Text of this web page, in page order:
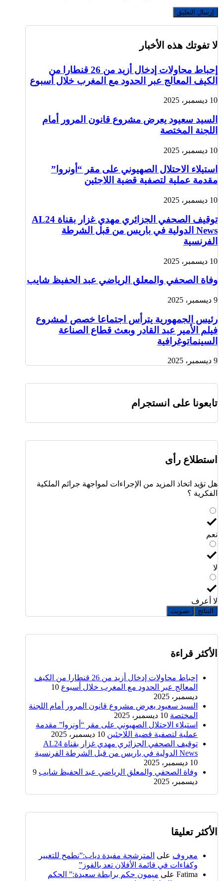
لا تفوتك هذه الأخبار
إحباط محاولات إدخال أزيد من 26 قنطارا من
الكيف المعالج عبر الحدود مع المغرب خلال أسبوع
10 ديسمبر، 2025
السيد سعيود يعرض مشروع قانون المرور أمام
اللجنة المختصة
10 ديسمبر، 2025
استيلاء الاحتلال الصهيوني على مقر “أونروا”
مقدمة عملية لتصفية قضية اللاجئين
10 ديسمبر، 2025
توقيف الصحفي الجزائري مهدي غزار بقناة AL24
News الدولية في باريس من قبل الشرطة
الفرنسية
10 ديسمبر، 2025
وفاة الصحفي والمعلق الرياضي عبد الحفيظ شايب
9 ديسمبر، 2025
رئيس الجمهورية يترأس اجتماعا خصص لمشروع
فيلم الأمير عبد القادر وبعث قطاع الصناعة
السينماتوغرافية
9 ديسمبر، 2025
تابعونا على انستجرام
استطلاع رأى
هل تؤيد اتخاذ المزيد من الإجراءات لمواجهة جرائم الملكية
الفكرية ؟
نعم
لا
لا أعرف
النتائج تصويت
الأكثر قراءة
إحباط محاولات إدخال أزيد من 26 قنطارا من الكيف
المعالج عبر الحدود مع المغرب خلال أسبوع 10
ديسمبر، 2025
السيد سعيود يعرض مشروع قانون المرور أمام اللجنة
المختصة 10 ديسمبر، 2025
استيلاء الاحتلال الصهيوني على مقر “أونروا” مقدمة
عملية لتصفية قضية اللاجئين 10 ديسمبر، 2025
توقيف الصحفي الجزائري مهدي غزار بقناة AL24
News الدولية في باريس من قبل الشرطة الفرنسية
10 ديسمبر، 2025
وفاة الصحفي والمعلق الرياضي عبد الحفيظ شايب 9
ديسمبر، 2025
الأكثر تعليقا
معروف على المترشحة مفيدة دياب:”نطمح للتغيير
وكفاءات في قائمة الأفلان تعد بالفوز”
Fatima على ميمون حكم برابطة سعيدة:” الحكم